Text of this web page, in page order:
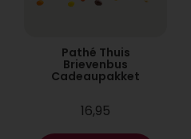
Pathé Thuis
Brievenbus
Cadeaupakket
16,95